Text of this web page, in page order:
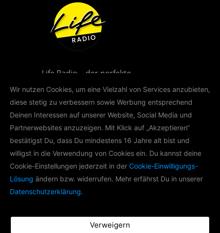
Life Radio – der perfekte
Musikmix für Oberösterreich!
LIFE RADIO AKADEMIE
Im Rahmen der Life Radio Akademie
produzieren wir mit
verschiedenen Themen.
Wir nutzen Cookies, um eine Vielzahl von Services anzubieten,
diese stetig zu verbessern sowie Werbung entsprechend
Deinen Interessen auf unserer Website, Social Media und
Partnerwebsites anzuzeigen. Mit Klick auf „Akzeptieren“
bestätigst Du, dass Du mindestens 16 Jahre alt bist und
willigst in die Verwendung von Cookies ein. Du kannst deine
Cookie-Einstellungen jederzeit in der Cookie-Einwilligungs-
Lösung ändern bzw. widerrufen. Mehr erfährst Du in unserer
Datenschutzerklärung.
Verweigern